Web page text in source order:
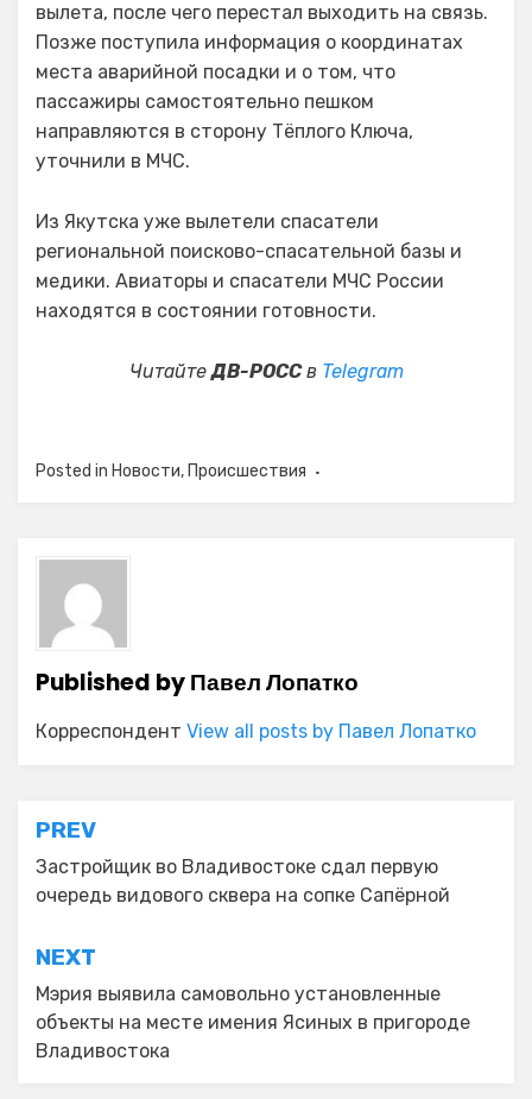
вылета, после чего перестал выходить на связь.
Позже поступила информация о координатах
места аварийной посадки и о том, что
пассажиры самостоятельно пешком
направляются в сторону Тёплого Ключа,
уточнили в МЧС.
Из Якутска уже вылетели спасатели
региональной поисково-спасательной базы и
медики. Авиаторы и спасатели МЧС России
находятся в состоянии готовности.
ЧитайтеДВ-РОССв Telegram
Posted in Новости, Происшествия
Published byПавел Лопатко
Корреспондент View all posts by Павел Лопатко
Навигация
по
записям
PREV
Застройщик во Владивостоке сдал первую
очередь видового сквера на сопке Сапёрной
NEXT
Мэрия выявила самовольно установленные
объекты на месте имения Ясиных в пригороде
Владивостока